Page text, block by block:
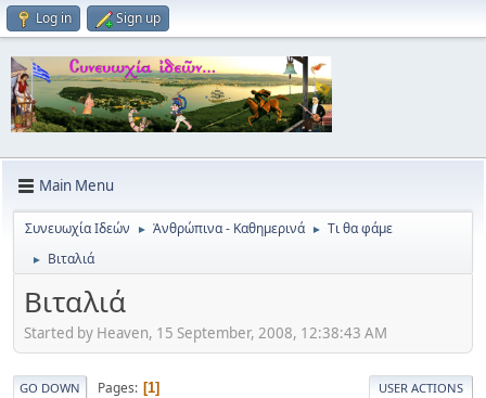
Log in Sign up
Main Menu
Συνευωχία Ιδεών ► Ἀνθρώπινα - Καθημερινά ► Τι θα φάμε
► Βιταλιά
Βιταλιά
Started by Heaven, 15 September, 2008, 12:38:43 AM
GO DOWN Pages 1 USER ACTIONS